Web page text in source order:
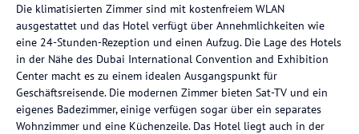
Die klimatisierten Zimmer sind mit kostenfreiem WLAN
ausgestattet und das Hotel verfügt über Annehmlichkeiten wie
eine 24-Stunden-Rezeption und einen Aufzug. Die Lage des Hotels
in der Nähe des Dubai International Convention and Exhibition
Center macht es zu einem idealen Ausgangspunkt für
Geschäftsreisende. Die modernen Zimmer bieten Sat-TV und ein
eigenes Badezimmer, einige verfügen sogar über ein separates
Wohnzimmer und eine Küchenzeile. Das Hotel liegt auch in der